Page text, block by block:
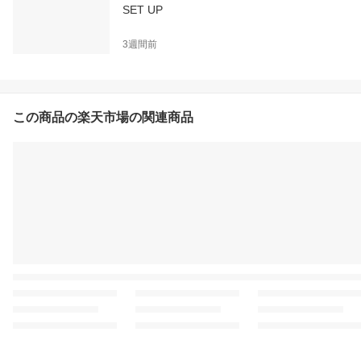
SET UP
3週間前
この商品の楽天市場の関連商品